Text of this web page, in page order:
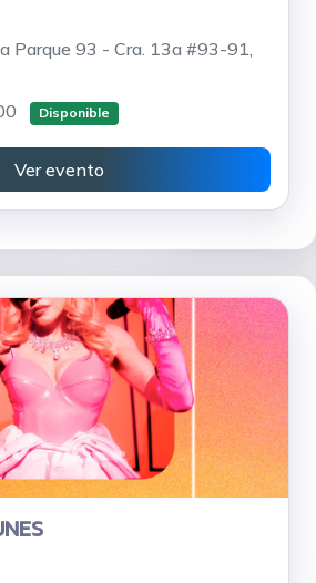
Parque 93 - Cra. 13a #93-91,
Disponible
Ver evento